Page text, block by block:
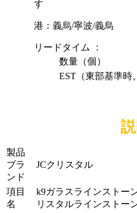
す
港： 義烏/寧波/義烏
リードタイム ：
数量（個）
EST（東部基準時
製品
ブラ
ンド
JCクリスタル
項目
名
k9ガラスラインストー
リスタルラインストー